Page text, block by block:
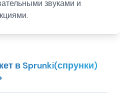
звуками и
в Sprunki(спрунки)